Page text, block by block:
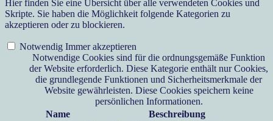
Hier finden Sie eine Übersicht über alle verwendeten Cookies und
Skripte. Sie haben die Möglichkeit folgende Kategorien zu
akzeptieren oder zu blockieren.
Notwendig Immer akzeptieren
Notwendige Cookies sind für die ordnungsgemäße Funktion
der Website erforderlich. Diese Kategorie enthält nur Cookies,
die grundlegende Funktionen und Sicherheitsmerkmale der
Website gewährleisten. Diese Cookies speichern keine
persönlichen Informationen.
Name
Beschreibung